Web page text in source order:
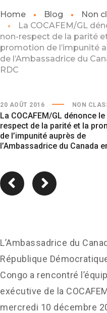
Home Blog
Non
La COCAFEM/GL
non-respect de la parité
promotion de l’impunité
de l’Ambassadrice du
RDC
20 AOÛT 2016 NON
La COCAFEM/GL dénonce
respect de la parité et la
de l’impunité auprès de
l’Ambassadrice du Canada
L’Ambassadrice du
République
Congo a rencontré
exécutive de la
mercredi 10 décembre